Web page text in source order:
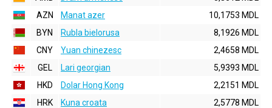
AZN
Manat azer
10,1753 MDL
BYN
Rubla bielorusa
8,1926 MDL
CNY
Yuan chinezesc
2,4658 MDL
GEL
Lari georgian
5,9393 MDL
HKD
Dolar Hong Kong
2,2151 MDL
HRK
Kuna croata
2,5778 MDL